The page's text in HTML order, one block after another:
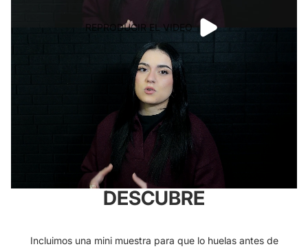
REPRODUCIR EL VIDEO
DESCUBRE
Incluimos una mini muestra para que lo huelas antes de